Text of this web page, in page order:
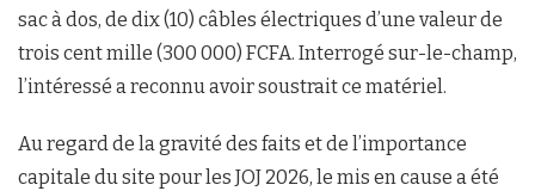
sac à dos, de dix (10) câbles électriques d’une valeur de
trois cent mille (300 000) FCFA. Interrogé sur-le-champ,
l’intéressé a reconnu avoir soustrait ce matériel.
Au regard de la gravité des faits et de l’importance
capitale du site pour les JOJ 2026, le mis en cause a été